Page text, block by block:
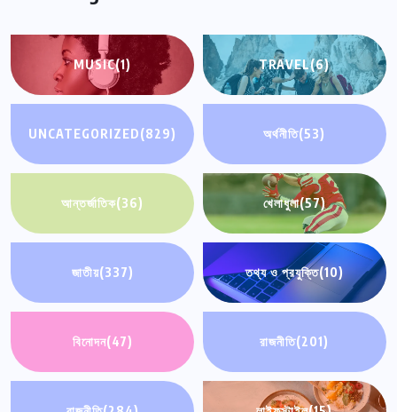
MUSIC(1) TRAVEL(6)
UNCATEGORIZED(829) অর্থনীতি(53)
আন্তর্জাতিক(36) খেলাধুলা(57)
জাতীয়(337) তথ্য ও প্রযুক্তি(10)
বিনোদন(47) রাজনীতি(201)